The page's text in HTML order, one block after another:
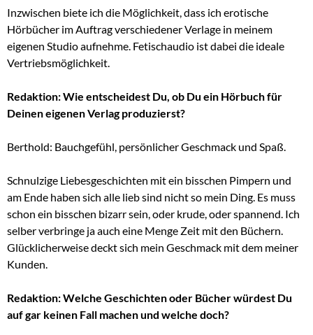
Inzwischen biete ich die Möglichkeit, dass ich erotische
Hörbücher im Auftrag verschiedener Verlage in meinem
eigenen Studio aufnehme. Fetischaudio ist dabei die ideale
Vertriebsmöglichkeit.
Redaktion: Wie entscheidest Du, ob Du ein Hörbuch für
Deinen eigenen Verlag produzierst?
Berthold: Bauchgefühl, persönlicher Geschmack und Spaß.
Schnulzige Liebesgeschichten mit ein bisschen Pimpern und
am Ende haben sich alle lieb sind nicht so mein Ding. Es muss
schon ein bisschen bizarr sein, oder krude, oder spannend. Ich
selber verbringe ja auch eine Menge Zeit mit den Büchern.
Glücklicherweise deckt sich mein Geschmack mit dem meiner
Kunden.
Redaktion: Welche Geschichten oder Bücher würdest Du
auf gar keinen Fall machen und welche doch?